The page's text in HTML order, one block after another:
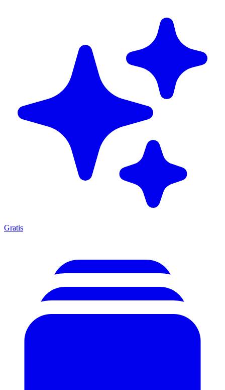
Gratis